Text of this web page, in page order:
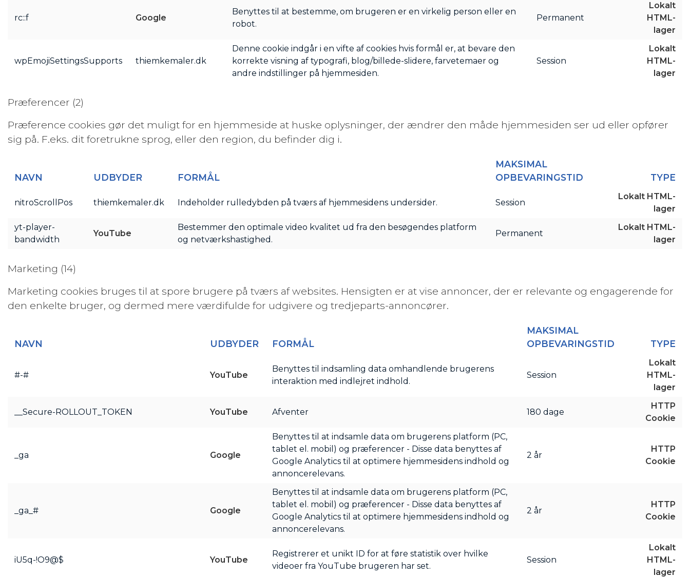
rc::f Google
Benyttes til at bestemme, om brugeren er en virkelig person eller en
robot.
Permanent
Lokalt
HTML-
lager
wpEmojiSettingsSupports thiemkemaler.dk
Denne cookie indgår i en vifte af cookies hvis formål er, at bevare den
korrekte visning af typografi, blog/billede-slidere, farvetemaer og
andre indstillinger på hjemmesiden.
Session
Lokalt
HTML-
lager
Præferencer (2)
Præference cookies gør det muligt for en hjemmeside at huske oplysninger, der ændrer den måde hjemmesiden ser ud eller opfører
sig på. F.eks. dit foretrukne sprog, eller den region, du befinder dig i.
NAVN UDBYDER FORMÅL
MAKSIMAL
OPBEVARINGSTID
TYPE
nitroScrollPos thiemkemaler.dk Indeholder rulledybden på tværs af hjemmesidens undersider. Session
Lokalt HTML-
lager
yt-player-
bandwidth
YouTube
Bestemmer den optimale video kvalitet ud fra den besøgendes platform
og netværkshastighed.
Permanent
Lokalt HTML-
lager
Marketing (14)
Marketing cookies bruges til at spore brugere på tværs af websites. Hensigten er at vise annoncer, der er relevante og engagerende for
den enkelte bruger, og dermed mere værdifulde for udgivere og tredjeparts-annoncører.
NAVN UDBYDER FORMÅL
MAKSIMAL
OPBEVARINGSTID
TYPE
#-# YouTube
Benyttes til indsamling data omhandlende brugerens
interaktion med indlejret indhold.
Session
Lokalt
HTML-
lager
__Secure-ROLLOUT_TOKEN YouTube Afventer 180 dage
HTTP
Cookie
_ga Google
Benyttes til at indsamle data om brugerens platform (PC,
tablet el. mobil) og præferencer - Disse data benyttes af
Google Analytics til at optimere hjemmesidens indhold og
annoncerelevans.
2 år
HTTP
Cookie
_ga_# Google
Benyttes til at indsamle data om brugerens platform (PC,
tablet el. mobil) og præferencer - Disse data benyttes af
Google Analytics til at optimere hjemmesidens indhold og
annoncerelevans.
2 år
HTTP
Cookie
iU5q-!O9@$ YouTube
Registrerer et unikt ID for at føre statistik over hvilke
videoer fra YouTube brugeren har set.
Session
Lokalt
HTML-
lager